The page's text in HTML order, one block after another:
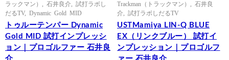
ラックマン）
石井良介
試打ラボし
だるTV, Dynamic Gold MID
トゥルーテンパー Dynamic
Gold MID 試打インプレッシ
ョン｜プロゴルファー 石井良
Trackman（トラックマン）
石井良
介
試打ラボしだるTV
USTMamiya LIN-Q BLUE
EX（リンクブルー） 試打イ
ンプレッション｜プロゴルフ